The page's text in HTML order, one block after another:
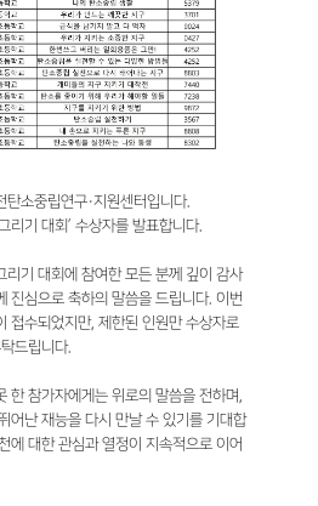
소중립연구·지원센터입니다.
리기 대회’ 수상자를 발표합니다.
리기 대회에 참여한 모든 분께 깊이 감사
진심으로 축하의 말씀을 드립니다. 이번
접수되었지만, 제한된 인원만 수상자로
드립니다.
한 참가자에게는 위로의 말씀을 전하며,
어난 재능을 다시 만날 수 있기를 기대합
에 대한 관심과 열정이 지속적으로 이어